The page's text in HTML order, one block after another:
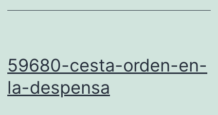
59680-cesta-orden-en-
la-despensa